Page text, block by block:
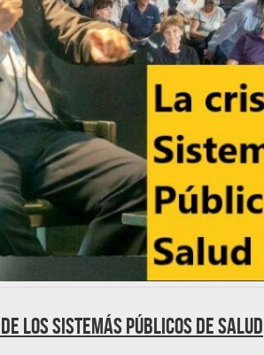
los Sistemás Públicos de Salud